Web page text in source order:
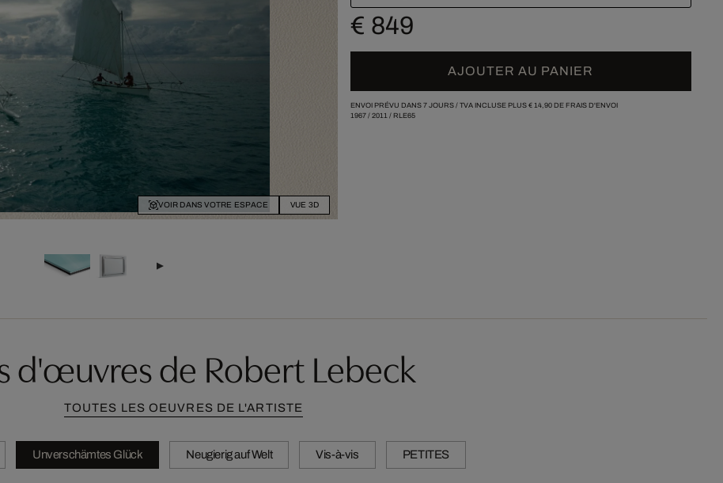
VOIR DANS VOTRE ESPACE VUE 3D
€ 849
AJOUTER AU PANIER
ENVOI PRÉVU DANS 7 JOURS / TVA INCLUSE PLUS € 14,90DE FRAIS D'ENVOI
1967/ 2011/ RLE65
d'œuvres de Robert Lebeck
TOUTES LES OEUVRES DE L'ARTISTE
Unverschämtes Glück Neugierig auf Welt Vis-à-vis PETITES